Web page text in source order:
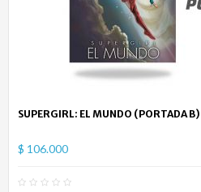
SUPERGIRL: EL MUNDO (PORTADA B)
$ 106.000